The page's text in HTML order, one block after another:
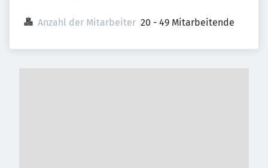
Anzahl der Mitarbeiter 20 - 49 Mitarbeitende